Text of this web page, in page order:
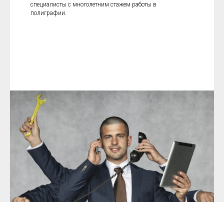
специалисты с многолетним стажем работы в
полиграфии.